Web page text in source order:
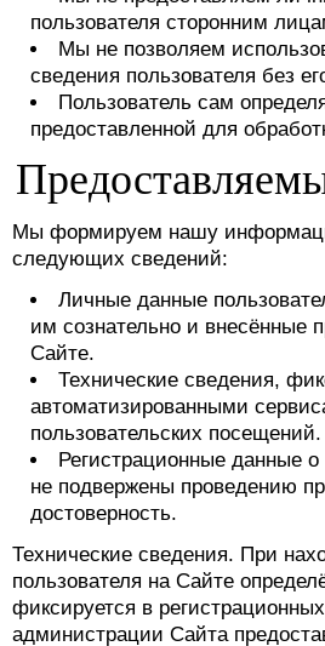
пользователя сторонним
Мы не позволяем
сведения пользователя без
Пользователь сам
предоставленной для
Мы формируем нашу
следующих сведений:
Личные данные
им сознательно и внесённые
Сайте.
Технические сведения,
автоматизированными
пользовательских посещений.
Регистрационные данные о
не подвержены проведению
достоверность.
Технические сведения. При
пользователя на Сайте
фиксируется в
администрации Сайта